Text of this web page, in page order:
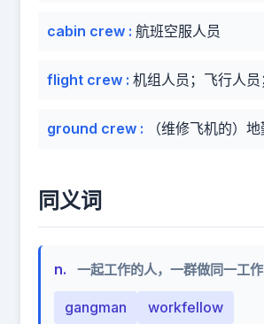
cabin crew : 航班空服人员
flight crew : 机组人员；飞行人员
ground crew : （维修飞机的）
同义词
n. 一起工作的人，一群做同一工
gangman workfellow